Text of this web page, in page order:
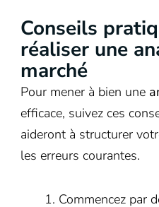
Conseils
réaliser une
marché
Pour mener à bien une
efficace, suivez ces
aideront à structurer
les erreurs courantes.
Commencez par